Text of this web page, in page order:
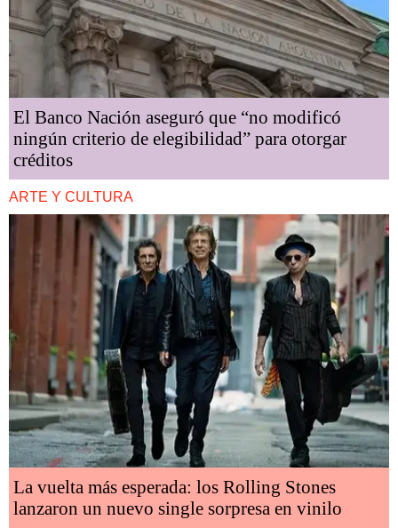
El Banco Nación aseguró que “no modificó
ningún criterio de elegibilidad” para otorgar
créditos
ARTE Y CULTURA
La vuelta más esperada: los Rolling Stones
lanzaron un nuevo single sorpresa en vinilo